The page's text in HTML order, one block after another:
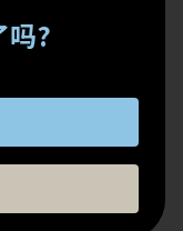
吗?